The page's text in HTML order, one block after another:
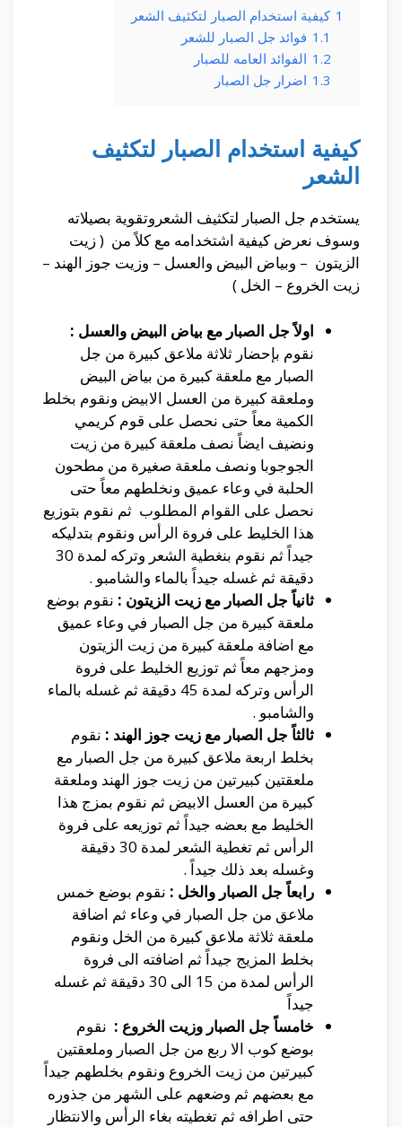
1 كيفية استخدام الصبار لتكثيف الشعر
1.1 فوائد جل الصبار للشعر
1.2 الفوائد العامه للصبار
1.3 اضرار جل الصبار
كيفية استخدام الصبار لتكثيف
الشعر
يستخدم جل الصبار لتكثيف الشعروتقوية بصيلاته
وسوف نعرض كيفية اشتخدامه مع كلاً من ( زيت
الزيتون – وبياض البيض والعسل – وزيت جوز الهند –
زيت الخروع – الخل )
اولاً جل الصبار مع بياض البيض والعسل :
نقوم بإحضار ثلاثة ملاعق كبيرة من جل
الصبار مع ملعقة كبيرة من بياض البيض
وملعقة كبيرة من العسل الابيض ونقوم بخلط
الكمية معاً حتى نحصل على قوم كريمي
ونضيف ايضاً نصف ملعقة كبيرة من زيت
الجوجوبا ونصف ملعقة صغيرة من مطحون
الحلبة في وعاء عميق ونخلطهم معاً حتى
نحصل على القوام المطلوب ثم نقوم بتوزيع
هذا الخليط على فروة الرأس ونقوم بتدليكه
جيداً ثم نقوم بنغطية الشعر وتركه لمدة 30
دقيقة ثم غسله جيداً بالماء والشامبو .
ثانياً جل الصبار مع زيت الزيتون : نقوم بوضع
ملعقة كبيرة من جل الصبار في وعاء عميق
مع اضافة ملعقة كبيرة من زيت الزيتون
ومزجهم معاً ثم توزيع الخليط على فروة
الرأس وتركه لمدة 45 دقيقة ثم غسله بالماء
والشامبو .
ثالثاً جل الصبار مع زيت جوز الهند : نقوم
بخلط اربعة ملاعق كبيرة من جل الصبار مع
ملعقتين كبيرتين من زيت جوز الهند وملعقة
كبيرة من العسل الابيض ثم نقوم بمزج هذا
الخليط مع بعضه جيداً ثم توزيعه على فروة
الرأس ثم تغطية الشعر لمدة 30 دقيقة
وغسله بعد ذلك جيداً .
رابعاً جل الصبار والخل : نقوم بوضع خمس
ملاعق من جل الصبار في وعاء ثم اضافة
ملعقة ثلاثة ملاعق كبيرة من الخل ونقوم
بخلط المزيج جيداً ثم اضافته الى فروة
الرأس لمدة من 15 الى 30 دقيقة ثم غسله
جيداً
خامساً جل الصبار وزيت الخروع : نقوم
بوضع كوب الا ربع من جل الصبار وملعقتين
كبيرتين من زيت الخروع ونقوم بخلطهم جيداً
مع بعضهم ثم وضعهم على الشهر من جذوره
حتى اطرافه ثم تغطيته بغاء الرأس والانتظار